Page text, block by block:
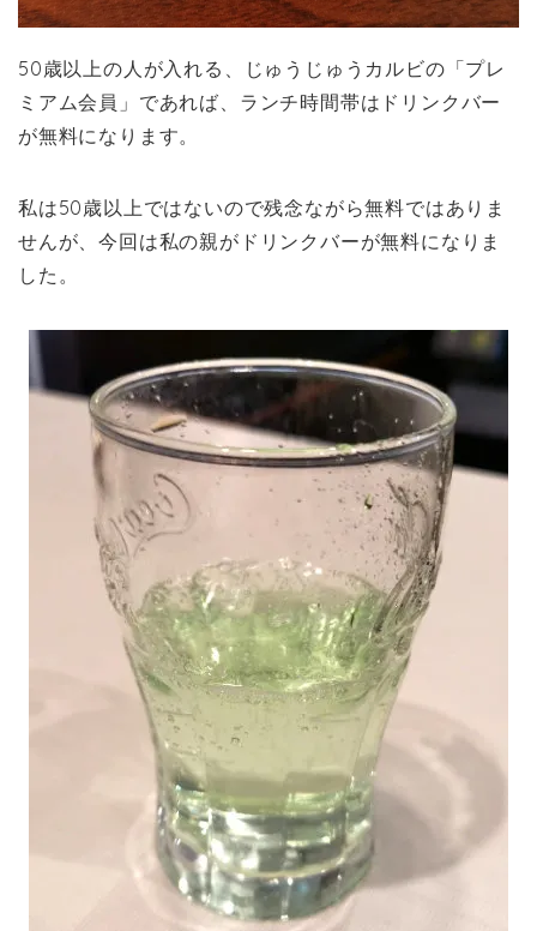
50歳以上の人が入れる、じゅうじゅうカルビの「プレ
ミアム会員」であれば、ランチ時間帯はドリンクバー
が無料になります。
私は50歳以上ではないので残念ながら無料ではありま
せんが、今回は私の親がドリンクバーが無料になりま
した。